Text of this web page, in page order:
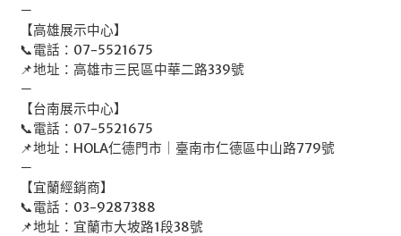
－
【高雄展示中心】
📞電話：07-5521675
📌地址：高雄市三民區中華二路339號
－
【台南展示中心】
📞電話：07-5521675
📌地址：HOLA仁德門市｜臺南市仁德區中山路779號
－
【宜蘭經銷商】
📞電話：03-9287388
📌地址：宜蘭市大坡路1段38號